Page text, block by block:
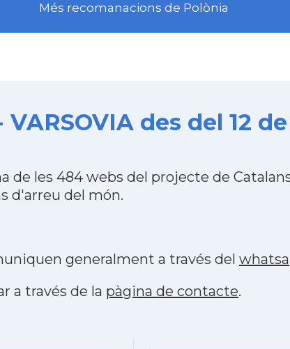
Més recomanacions de Polònia
des del 12
de les 484 webs del projecte de
d'arreu del món.
generalment a través del
a través de la pàgina de contacte.